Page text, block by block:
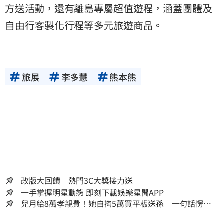
方送活動，還有離島專屬超值遊程，涵蓋團體及
自由行客製化行程等多元旅遊商品。
旅展 李多慧 熊本熊
改版大回饋 熱門3C大獎接力送
一手掌握明星動態 即刻下載娛樂星聞APP
兒月給8萬孝親費！她自掏5萬買平板送孫 一句話愣原